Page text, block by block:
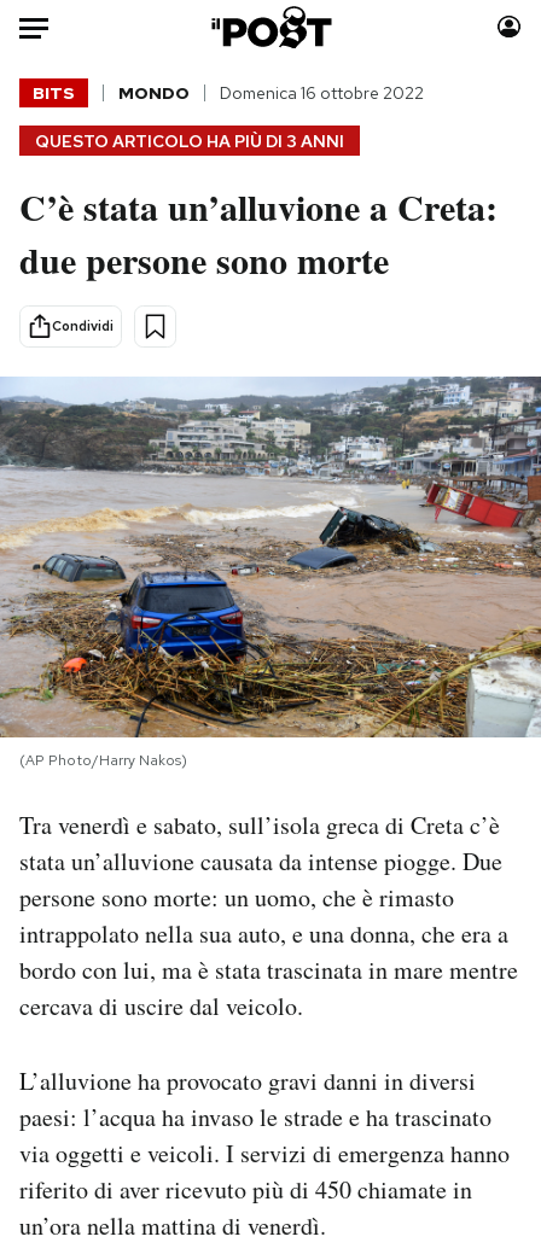
Auto
HOME
Italia
Politica
Tecnologia
Internet
Scienza
Cultura
Economia
Sport
Moda
Consumismi
Media
Europa
Altrecose
Mondiali calcio 2026
PODCAST
NEWSLETTER
SHOP
CALENDARIO
AREA PERSONALE
Notifiche mobile
Regala il Post
Hai bisogno di aiuto?
Esci
QUESTO ARTICOLO HA PIÙ DI 3 ANNI
BITS MONDO Domenica 16 ottobre 2022
C’è stata un’alluvione a Creta:
due persone sono morte
Condividi
(AP Photo/Harry Nakos)
Tra venerdì e sabato, sull’isola greca di Creta c’è
stata un’alluvione causata da intense piogge. Due
persone sono morte: un uomo, che è rimasto
intrappolato nella sua auto, e una donna, che era a
bordo con lui, ma è stata trascinata in mare mentre
cercava di uscire dal veicolo.
L’alluvione ha provocato gravi danni in diversi
paesi: l’acqua ha invaso le strade e ha trascinato
via oggetti e veicoli. I servizi di emergenza hanno
riferito di aver ricevuto più di 450 chiamate in
un’ora nella mattina di venerdì.